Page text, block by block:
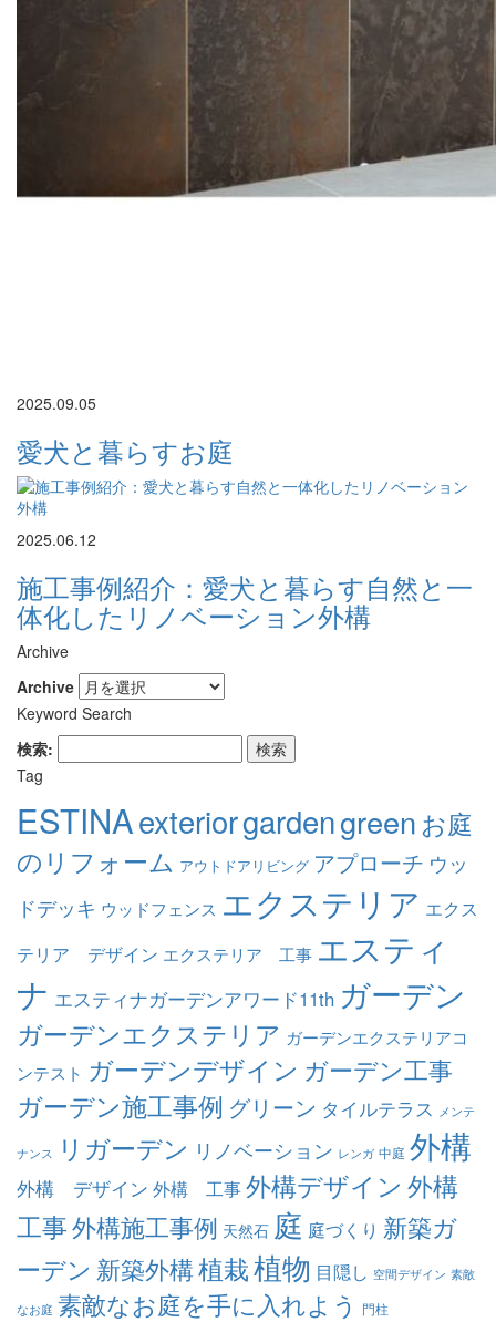
2025.09.05
愛犬と暮らすお庭
2025.06.12
施工事例紹介：愛犬と暮らす自然と一
体化したリノベーション外構
Archive
Archive
Keyword Search
検索:
Tag
ESTINAexteriorgardengreenお庭
のリフォーム アウトドアリビング アプローチ ウッ
ドデッキ ウッドフェンス エクステリア エクス
テリア デザイン エクステリア 工事 エスティ
ナ エスティナガーデンアワード11th ガーデン
ガーデンエクステリア ガーデンエクステリアコ
ンテスト ガーデンデザイン ガーデン工事
ガーデン施工事例 グリーン タイルテラス メンテ
ナンス リガーデン リノベーション レンガ 中庭 外構
外構 デザイン 外構 工事外構デザイン 外構
工事外構施工事例 天然石 庭 庭づくり 新築ガ
ーデン 新築外構植栽植物 目隠し 空間デザイン 素敵
なお庭 素敵なお庭を手に入れよう 門柱